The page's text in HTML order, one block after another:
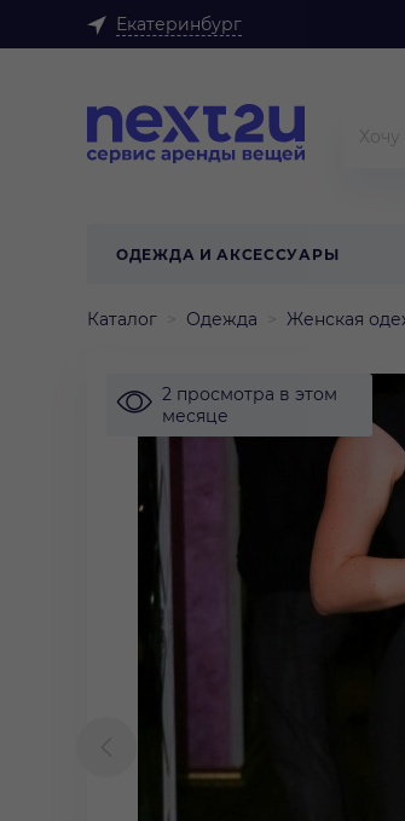
Екатеринбург
ОДЕЖДА И АКСЕССУАРЫ
Каталог Одежда Женская
2 просмотра в этом
месяце